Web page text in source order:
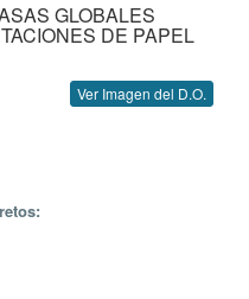
GLOBALES
DE PAPEL
Ver Imagen del D.O.